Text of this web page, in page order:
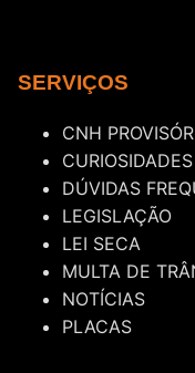
SERVIÇOS
CNH
CURIOSIDADES
DÚVIDAS
LEGISLAÇÃO
LEI SECA
MULTA DE
NOTÍCIAS
PLACAS